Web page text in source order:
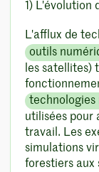
1)
L'afflux de
outils
les satellites)
technologies
utilisées pour
travail. Les
simulations
forestiers aux